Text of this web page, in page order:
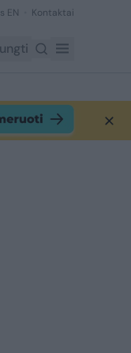
EN Kontaktai